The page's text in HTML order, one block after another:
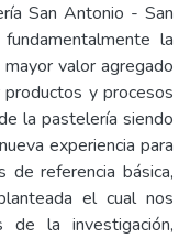
San Antonio - San
la
valor agregado
y procesos
la pastelería siendo
experiencia para
referencia básica,
el cual nos
de la investigación,